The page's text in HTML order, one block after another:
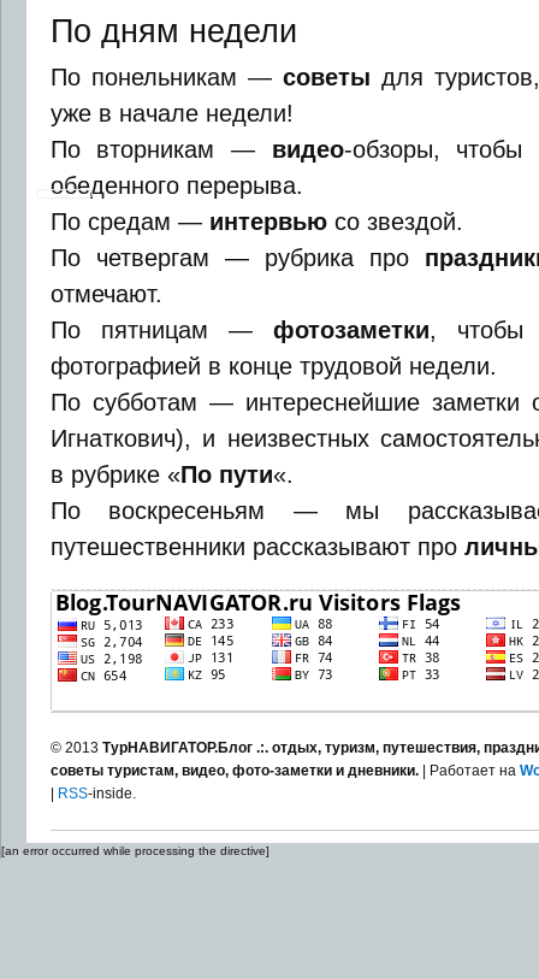
По дням недели
По понельникам — советы для
уже в начале недели!
По вторникам — видео-обзоры, чтобы
обеденного перерыва.
По средам — интервью со звездой.
По четвергам — рубрика про
отмечают.
По пятницам — фотозаметки, чтобы
фотографией в конце трудовой недели.
По субботам — интереснейшие заметки
Игнаткович), и неизвестных
в рубрике «По пути«.
По воскресеньям — мы
путешественники рассказывают про
© 2013 ТурНАВИГАТОР.Блог .:. отдых, туризм, путешествия,
советы туристам, видео, фото-заметки и дневники.| Работает на
RSS-inside.
[an error occurred while processing the directive]